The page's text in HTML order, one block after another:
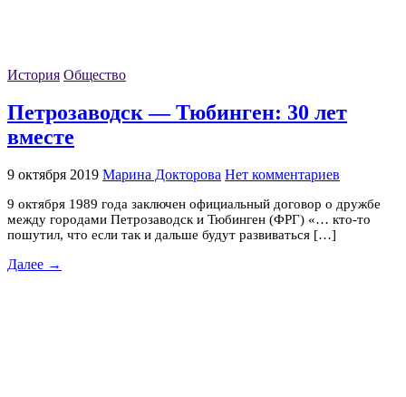
История Общество
Петрозаводск — Тюбинген: 30 лет
вместе
9 октября 2019 Марина Докторова Нет комментариев
9 октября 1989 года заключен официальный договор о дружбе
между городами Петрозаводск и Тюбинген (ФРГ) «… кто-то
пошутил, что если так и дальше будут развиваться […]
Далее →